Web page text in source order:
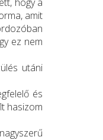
amit
ez nem
utáni
és
hasizom